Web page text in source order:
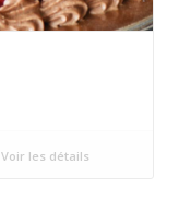
Voir les détails